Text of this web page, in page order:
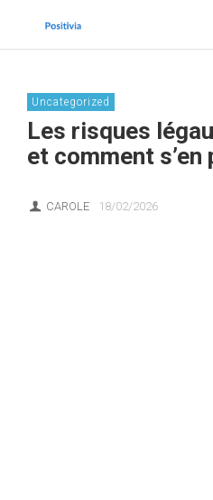
Uncategorized
Les risques
et comment s’en
CAROLE 18/02/2026